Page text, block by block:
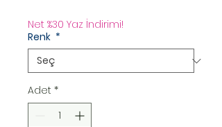
Net %30 Yaz İndirimi!
Renk *
Adet *